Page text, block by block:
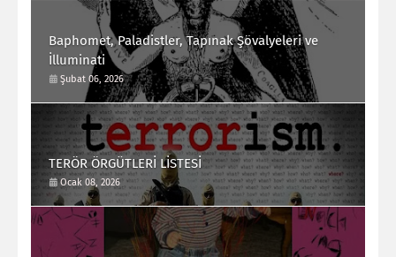
Baphomet, Paladistler, Tapınak Şövalyeleri ve
İlluminati
Şubat 06, 2026
TERÖR ÖRGÜTLERİ LİSTESİ
Ocak 08, 2026